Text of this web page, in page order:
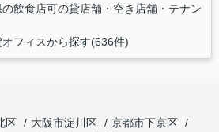
飲食店可の貸店舗・空き店舗・テナン
フィスから探す(636件)
区 大阪市淀川区
京都市下京区